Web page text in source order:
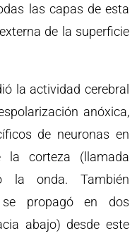
las capas de esta
de la superficie
la actividad cerebral
anóxica,
de neuronas en
corteza (llamada
la onda. También
propagó en dos
abajo) desde este